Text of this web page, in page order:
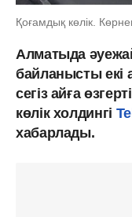
Қоғамдық көлік.
Алматыда
байланысты екі
сегіз айға
көлік холдингі
хабарлады.